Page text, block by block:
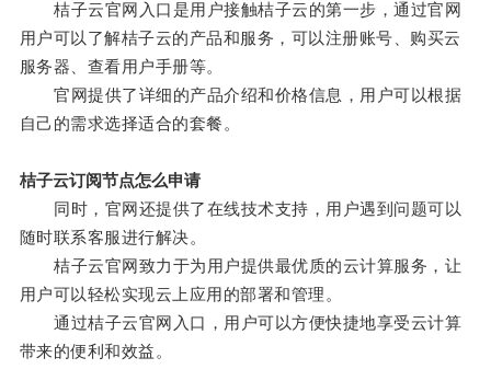
桔子云官网入口是用户接触桔子云的第一步，通过官网
用户可以了解桔子云的产品和服务，可以注册账号、购买云
服务器、查看用户手册等。
官网提供了详细的产品介绍和价格信息，用户可以根据
自己的需求选择适合的套餐。
桔子云订阅节点怎么申请
同时，官网还提供了在线技术支持，用户遇到问题可以
随时联系客服进行解决。
桔子云官网致力于为用户提供最优质的云计算服务，让
用户可以轻松实现云上应用的部署和管理。
通过桔子云官网入口，用户可以方便快捷地享受云计算
带来的便利和效益。